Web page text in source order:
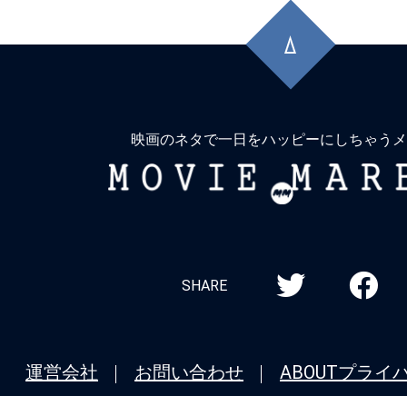
頭
に
映画のネタで一日をハッピーにしちゃう
MOVIE
SHARE
運営会社 お問い合わせ ABOUTプライ